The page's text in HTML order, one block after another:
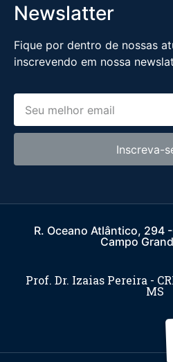
Newslatter
Fique por dentro de nossas
inscrevendo em nossa
Inscreva-
R. Oceano Atlântico, 294
Campo
Prof. Dr. Izaias Pereira -
MS